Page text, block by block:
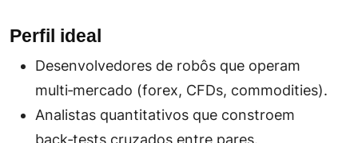
Perfil ideal
Desenvolvedores de robôs que operam
multi‑mercado (forex, CFDs, commodities).
Analistas quantitativos que constroem
back‑tests cruzados entre pares.